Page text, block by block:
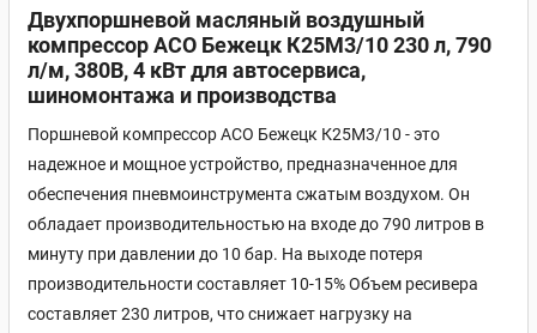
Двухпоршневой масляный воздушный
компрессор АСО Бежецк К25М3/10 230 л, 790
л/м, 380В, 4 кВт для автосервиса,
шиномонтажа и производства
Поршневой компрессор АСО Бежецк К25М3/10 - это
надежное и мощное устройство, предназначенное для
обеспечения пневмоинструмента сжатым воздухом. Он
обладает производительностью на входе до 790 литров в
минуту при давлении до 10 бар. На выходе потеря
производительности составляет 10-15% Объем ресивера
составляет 230 литров, что снижает нагрузку на